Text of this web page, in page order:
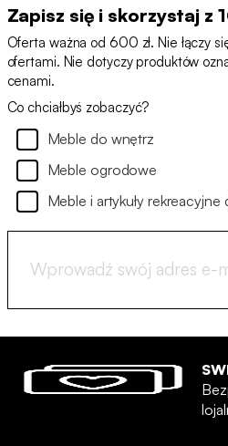
Zapisz się i skorzystaj z
Oferta ważna od 600 zł. Nie łączy
ofertami. Nie dotyczy produktów
cenami.
Co chciałbyś zobaczyć?
Meble do wnętrz
Meble ogrodowe
Meble i artykuły rekreacyjne